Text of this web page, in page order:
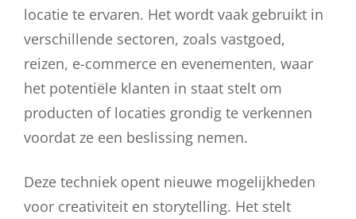
locatie te ervaren. Het wordt vaak gebruikt in
verschillende sectoren, zoals vastgoed,
reizen, e-commerce en evenementen, waar
het potentiële klanten in staat stelt om
producten of locaties grondig te verkennen
voordat ze een beslissing nemen.
Deze techniek opent nieuwe mogelijkheden
voor creativiteit en storytelling. Het stelt